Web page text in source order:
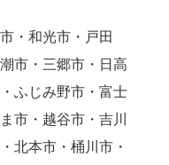
・和光市・戸田
市・三郷市・日高
ふじみ野市・富士
市・越谷市・吉川
北本市・桶川市・